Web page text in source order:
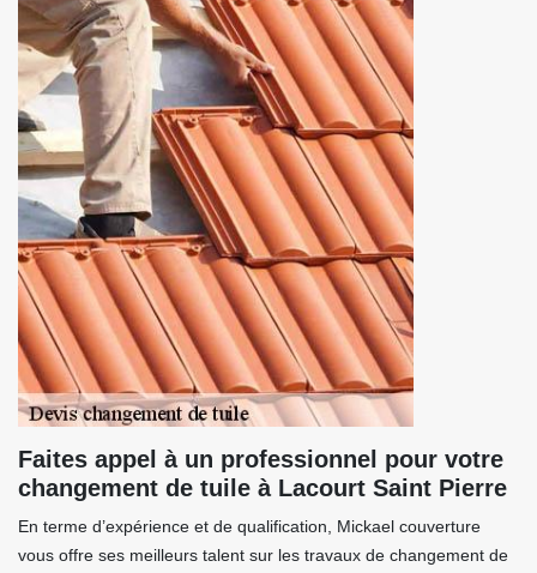
Faites appel à un professionnel pour votre
changement de tuile à Lacourt Saint Pierre
En terme d’expérience et de qualification, Mickael couverture
vous offre ses meilleurs talent sur les travaux de changement de